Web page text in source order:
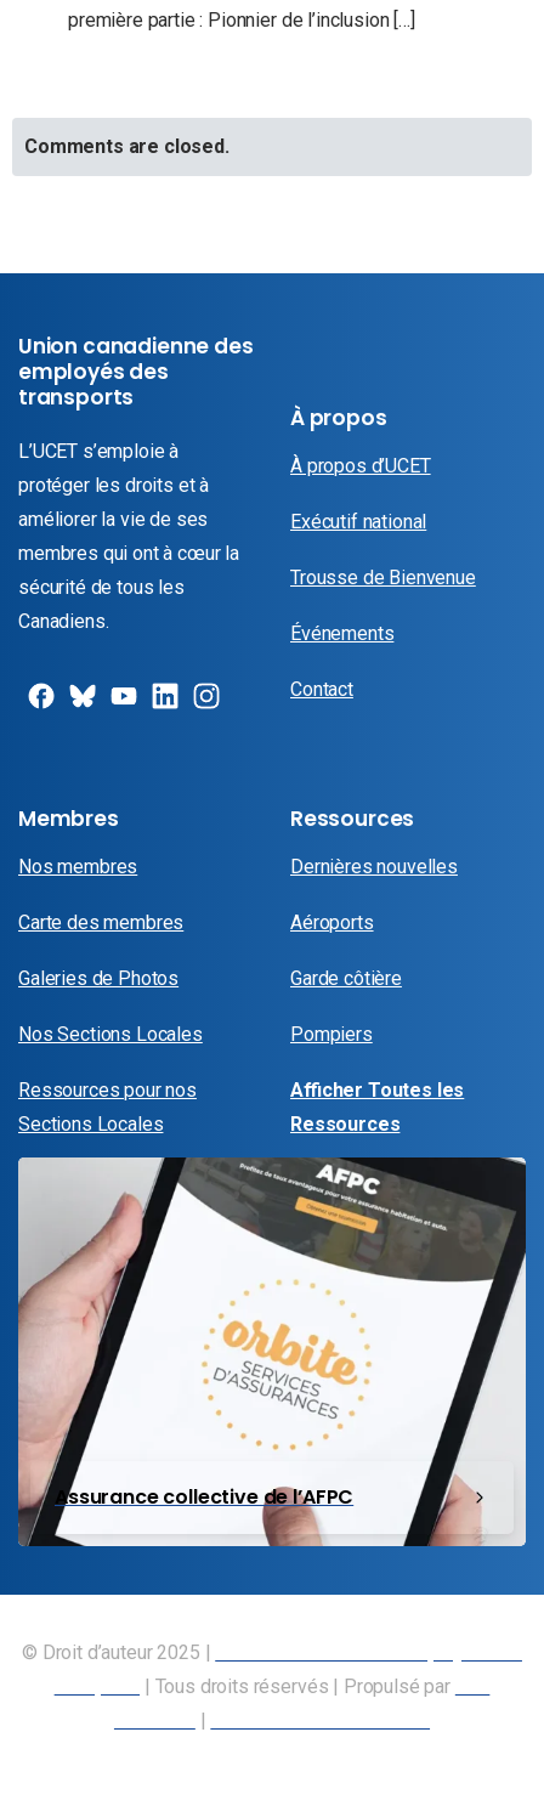
première partie : Pionnier de l’inclusion […]
Comments are closed.
Union canadienne des
employés des
transports
L’UCET s’emploie à
protéger les droits et à
améliorer la vie de ses
membres qui ont à cœur la
sécurité de tous les
Canadiens.
À propos
À propos d’UCET
Exécutif national
Trousse de Bienvenue
Événements
Contact
Membres
Nos membres
Carte des membres
Galeries de Photos
Nos Sections Locales
Ressources pour nos
Sections Locales
Ressources
Dernières nouvelles
Aéroports
Garde côtière
Pompiers
Afficher Toutes les
Ressources
Assurance collective de l’AFPC
© Droit d’auteur 2025 |
| Tous droits réservés | Propulsé par